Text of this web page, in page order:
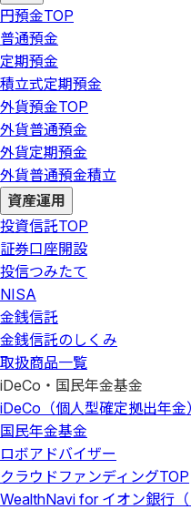
円預金TOP
普通預金
定期預金
積立式定期預金
外貨預金TOP
外貨普通預金
外貨定期預金
外貨普通預金積立
資産運用
投資信託TOP
証券口座開設
投信つみたて
NISA
金銭信託
金銭信託のしくみ
取扱商品一覧
iDeCo・国民年金基金
iDeCo（個人型確定拠出年金）
国民年金基金
ロボアドバイザー
クラウドファンディングTOP
WealthNavi for イオン銀行（